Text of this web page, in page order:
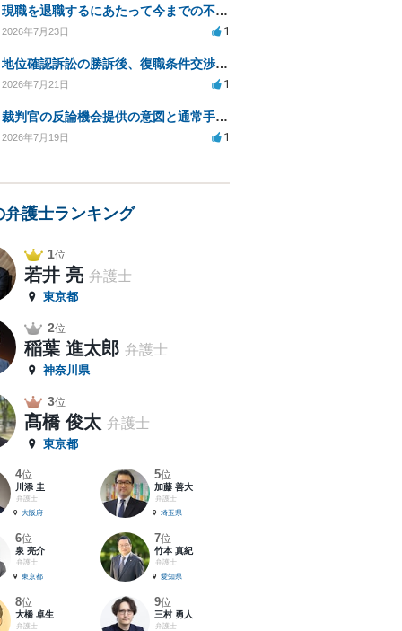
現職を退職するにあたって今までの不法な部分の慰謝料等は請求できるのか。
2026年7月23日 1
地位確認訴訟の勝訴後、復職条件交渉と嫌がらせ対策について
2026年7月21日 1
裁判官の反論機会提供の意図と通常手続きの違いは？
2026年7月19日 1
弁護士ランキング
1位
若井 亮 弁護士
東京都
2位
稲葉 進太郎 弁護士
神奈川県
3位
髙橋 俊太 弁護士
東京都
4位
川添 圭
弁護士
大阪府
5位
加藤 善大
弁護士
埼玉県
6位
泉 亮介
弁護士
東京都
7位
竹本 真紀
弁護士
愛知県
8位
大橋 卓生
弁護士
9位
三村 勇人
弁護士